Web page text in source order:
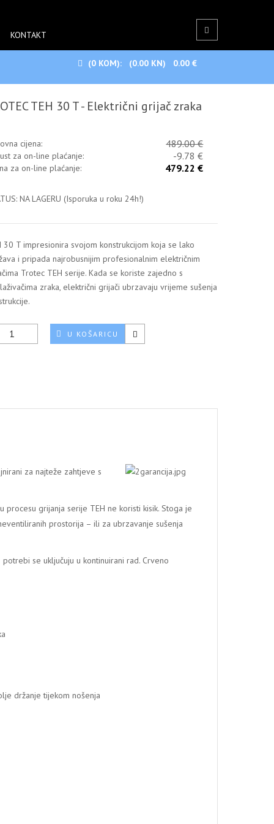
KONTAKT
(0 KOM): (0.00 KN) 0.00 €
TEH 30 T - Električni grijač zraka
cijena: 489.00 €
za on-line plaćanje: -9.78 €
za on-line plaćanje: 479.22 €
NA LAGERU (Isporuka u roku 24h!)
30 T impresionira svojom konstrukcijom koja se lako
i pripada najrobusnijim profesionalnim električnim
Trotec TEH serije. Kada se koriste zajedno s
zraka, električni grijači ubrzavaju vrijeme sušenja
U KOŠARICU
za najteže zahtjeve s
grijanja serije TEH ne koristi kisik. Stoga je
prostorija – ili za ubrzavanje sušenja
se uključuju u kontinuirani rad. Crveno
držanje tijekom nošenja